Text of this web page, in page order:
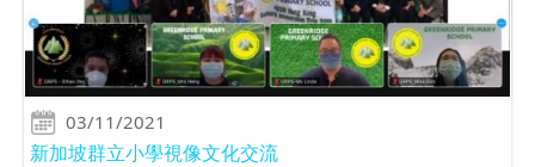
03/11/2021
新加坡群立小學視像文化交流